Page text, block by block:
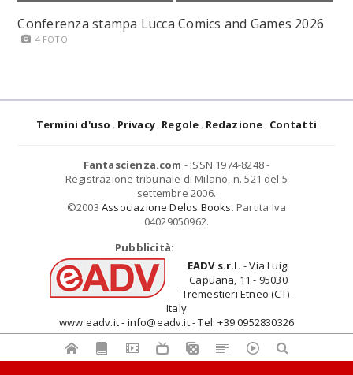
Conferenza stampa Lucca Comics and Games 2026
4 FOTO
Termini d'uso Privacy Regole Redazione Contatti
Fantascienza.com - ISSN 1974-8248 -
Registrazione tribunale di Milano, n. 521 del 5
settembre 2006.
©2003 Associazione Delos Books. Partita Iva
04029050962.
Pubblicità:
EADV s.r.l. - Via Luigi
Capuana, 11 - 95030
Tremestieri Etneo (CT) -
Italy
www.eadv.it - info@eadv.it - Tel: +39.0952830326